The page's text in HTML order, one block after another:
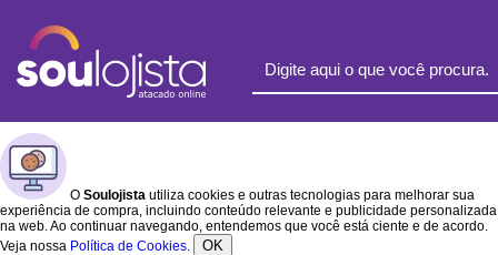
O Soulojista utiliza cookies e outras tecnologias para melhorar sua
experiência de compra, incluindo conteúdo relevante e publicidade personalizada
na web. Ao continuar navegando, entendemos que você está ciente e de acordo.
Veja nossa Política de Cookies. OK